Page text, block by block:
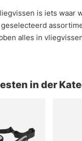
is iets waar
alles in
vliegvisser verder
webshop vindt u
van fabrikanten als
Sage, RIO Loop,
in der